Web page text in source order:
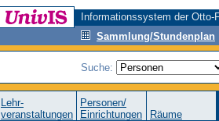
Informationssystem der
Sammlung/Stundenplan
Suche:
Lehr-
veranstaltungen
Personen/
Einrichtungen
Räume